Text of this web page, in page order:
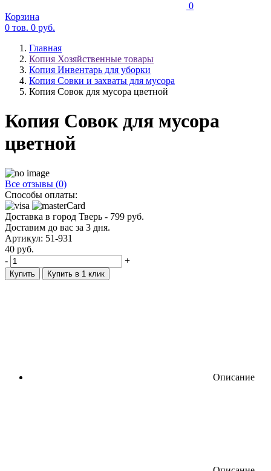
0
Корзина
0 тов. 0 руб.
Главная
Копия Хозяйственные товары
Копия Инвентарь для уборки
Копия Совки и захваты для мусора
Копия Совок для мусора цветной
Копия Совок для мусора
цветной
Все отзывы (0)
Способы оплаты:
Доставка в город Тверь - 799 руб.
Доставим до вас за 3 дня.
Артикул: 51-931
40 руб.
-
+
Купить Купить в 1 клик
Описание